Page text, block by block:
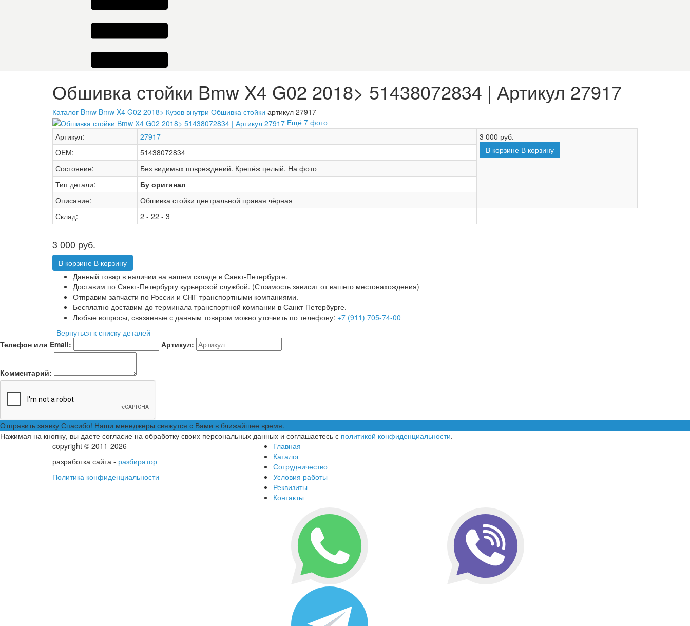
Обшивка стойки Bmw X4 G02 2018> 51438072834 | Артикул 27917
Каталог Bmw Bmw X4 G02 2018> Кузов внутри Обшивка стойки артикул 27917
Ещё 7 фото
Артикул:
27917 3 000 руб.
В корзине В корзину
OEM:
51438072834
Состояние:
Без видимых повреждений. Крепёж целый. На фото
Тип детали:
Бу оригинал
Описание:
Обшивка стойки центральной правая чёрная
Склад:
2 - 22 - 3
3 000 руб.
В корзине В корзину
Данный товар в наличии на нашем складе в Санкт-Петербурге.
Доставим по Санкт-Петербургу курьерской службой. (Стоимость зависит от вашего местонахождения)
Отправим запчасти по России и СНГ транспортными компаниями.
Бесплатно доставим до терминала транспортной компании в Санкт-Петербурге.
Любые вопросы, связанные с данным товаром можно уточнить по телефону: +7 (911) 705-74-00
Вернуться к списку деталей
Телефон или Email:
Артикул:
Комментарий:
Отправить заявку Спасибо! Наши менеджеры свяжутся с Вами в ближайшее время.
Нажимая на кнопку, вы даете согласие на обработку своих персональных данных и соглашаетесь с политикой конфиденциальности.
copyright © 2011-2026
разработка сайта - разбиратор
Политика конфиденциальности
Главная
Каталог
Сотрудничество
Условия работы
Реквизиты
Контакты